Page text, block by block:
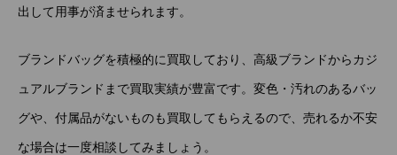
出して用事が済ませられます。
ブランドバッグを積極的に買取しており、高級ブランドからカジ
ュアルブランドまで買取実績が豊富です。変色・汚れのあるバッ
グや、付属品がないものも買取してもらえるので、売れるか不安
な場合は一度相談してみましょう。